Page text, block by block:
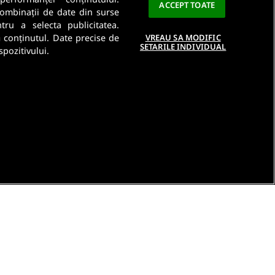
de date din surse
a selecta publicitatea.
Date precise de
ACCEPT TOATE
VREAU SA MODIFIC
SETARILE INDIVIDUAL